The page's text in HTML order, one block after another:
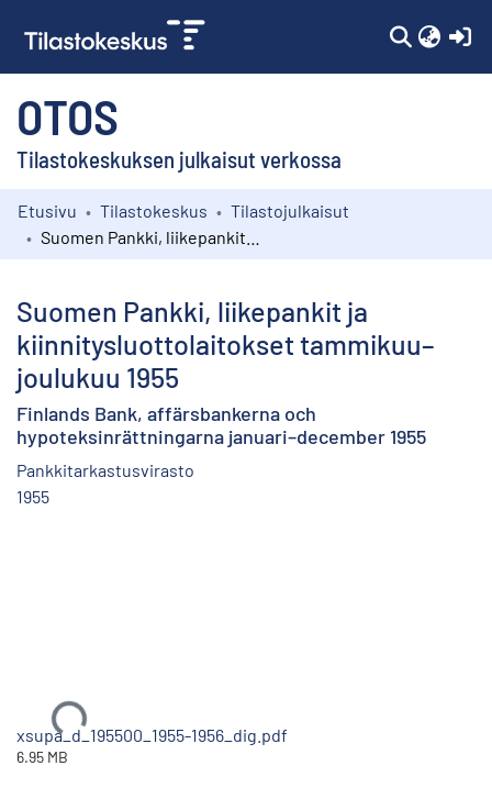
OTOS
Tilastokeskuksen julkaisut verkossa
Kokoelmat
Etusivu Tilastokeskus
Tilastojulkaisut
Suomen Pankki, liikepankit ja
kiinnitysluottolaitokset tammikuu–
joulukuu 1955
Finlands Bank, affärsbankerna och
hypoteksinrättningarna januari–december 1955
Pankkitarkastusvirasto
1955
Ladataan...
xsupa_d_195500_1955-1956_dig.pdf
6.95 MB